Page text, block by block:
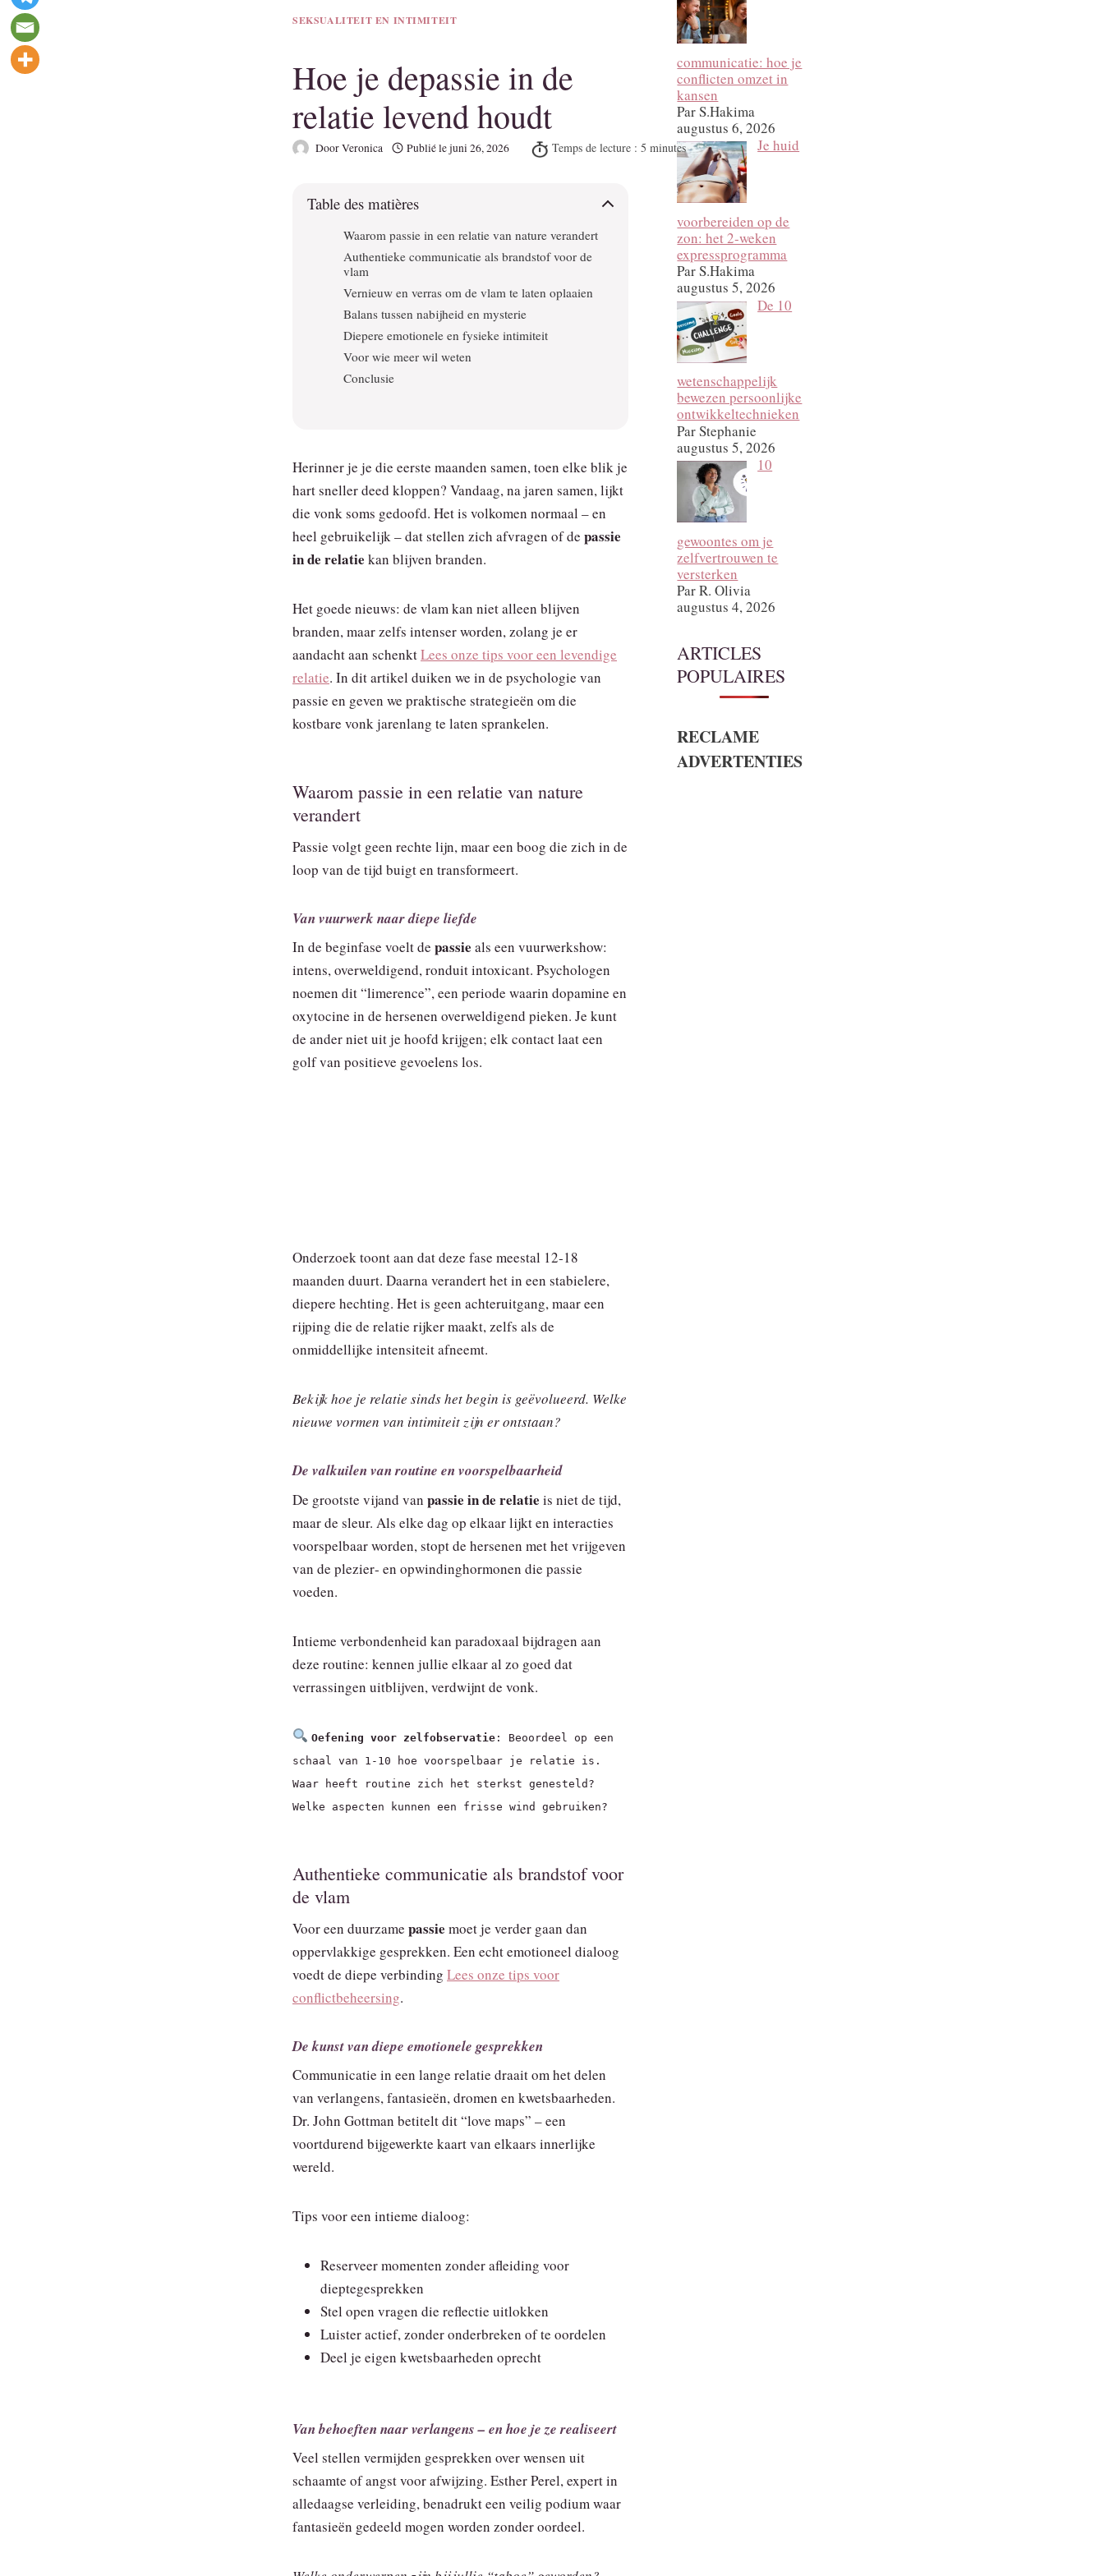
SEKSUALITEIT EN INTIMITEIT
Hoe je depassie in de
relatie levend houdt
DoorVeronica Publié lejuni 26, 2026
Table des matières
Waarom passie in een relatie van nature verandert
Authentieke communicatie als brandstof voor de
vlam
Vernieuw en verras om de vlam te laten oplaaien
Balans tussen nabijheid en mysterie
Diepere emotionele en fysieke intimiteit
Voor wie meer wil weten
Conclusie
Herinner je je die eerste maanden samen, toen elke blik je
hart sneller deed kloppen? Vandaag, na jaren samen, lijkt
die vonk soms gedoofd. Het is volkomen normaal – en
heel gebruikelijk – dat stellen zich afvragen of de passie
in de relatie kan blijven branden.
Het goede nieuws: de vlam kan niet alleen blijven
branden, maar zelfs intenser worden, zolang je er
aandacht aan schenktLees onze tips voor een levendige
relatie. In dit artikel duiken we in de psychologie van
passie en geven we praktische strategieën om die
kostbare vonk jarenlang te laten sprankelen.
Waarom passie in een relatie van nature
verandert
Passie volgt geen rechte lijn, maar een boog die zich in de
loop van de tijd buigt en transformeert.
Van vuurwerk naar diepe liefde
In de beginfase voelt de passie als een vuurwerkshow:
intens, overweldigend, ronduit intoxicant. Psychologen
noemen dit “limerence”, een periode waarin dopamine en
oxytocine in de hersenen overweldigend pieken. Je kunt
de ander niet uit je hoofd krijgen; elk contact laat een
golf van positieve gevoelens los.
Onderzoek toont aan dat deze fase meestal 12‑18
maanden duurt. Daarna verandert het in een stabielere,
diepere hechting. Het is geen achteruitgang, maar een
rijping die de relatie rijker maakt, zelfs als de
onmiddellijke intensiteit afneemt.
Bekijk hoe je relatie sinds het begin is geëvolueerd. Welke
nieuwe vormen van intimiteit zijn er ontstaan?
De valkuilen van routine en voorspelbaarheid
De grootste vijand van passie in de relatie is niet de tijd,
maar de sleur. Als elke dag op elkaar lijkt en interacties
voorspelbaar worden, stopt de hersenen met het vrijgeven
van de plezier‑ en opwindinghormonen die passie
voeden.
Intieme verbondenheid kan paradoxaal bijdragen aan
deze routine: kennen jullie elkaar al zo goed dat
verrassingen uitblijven, verdwijnt de vonk.
Oefening voor zelfobservatie : Beoordeel op een
schaal van 1‑10 hoe voorspelbaar je relatie is.
Waar heeft routine zich het sterkst genesteld?
Welke aspecten kunnen een frisse wind gebruiken?
Authentieke communicatie als brandstof voor
de vlam
Voor een duurzame passie moet je verder gaan dan
oppervlakkige gesprekken. Een echt emotioneel dialoog
voedt de diepe verbinding Lees onze tips voor
conflictbeheersing.
De kunst van diepe emotionele gesprekken
Communicatie in een lange relatie draait om het delen
van verlangens, fantasieën, dromen en kwetsbaarheden.
Dr. John Gottman betitelt dit “love maps” – een
voortdurend bijgewerkte kaart van elkaars innerlijke
wereld.
Tips voor een intieme dialoog:
Reserveer momenten zonder afleiding voor
dieptegesprekken
Stel open vragen die reflectie uitlokken
Luister actief, zonder onderbreken of te oordelen
Deel je eigen kwetsbaarheden oprecht
Van behoeften naar verlangens – en hoe je ze realiseert
Veel stellen vermijden gesprekken over wensen uit
schaamte of angst voor afwijzing. Esther Perel, expert in
alledaagse verleiding, benadrukt een veilig podium waar
fantasieën gedeeld mogen worden zonder oordeel.
communicatie: hoe je
conflicten omzet in
kansen
Par S.Hakima
augustus 6, 2026
Je huid
voorbereiden op de
zon: het 2‑weken
expressprogramma
Par S.Hakima
augustus 5, 2026
De 10
wetenschappelijk
bewezen persoonlijke
ontwikkeltechnieken
Par Stephanie
augustus 5, 2026
10
gewoontes om je
zelfvertrouwen te
versterken
Par R. Olivia
augustus 4, 2026
ARTICLES
POPULAIRES
RECLAME
ADVERTENTIES